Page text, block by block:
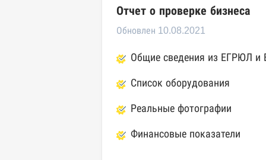
Отчет о проверке бизнеса
Обновлен 10.08.2021
Общие сведения из ЕГРЮЛ и
Список оборудования
Реальные фотографии
Финансовые показатели